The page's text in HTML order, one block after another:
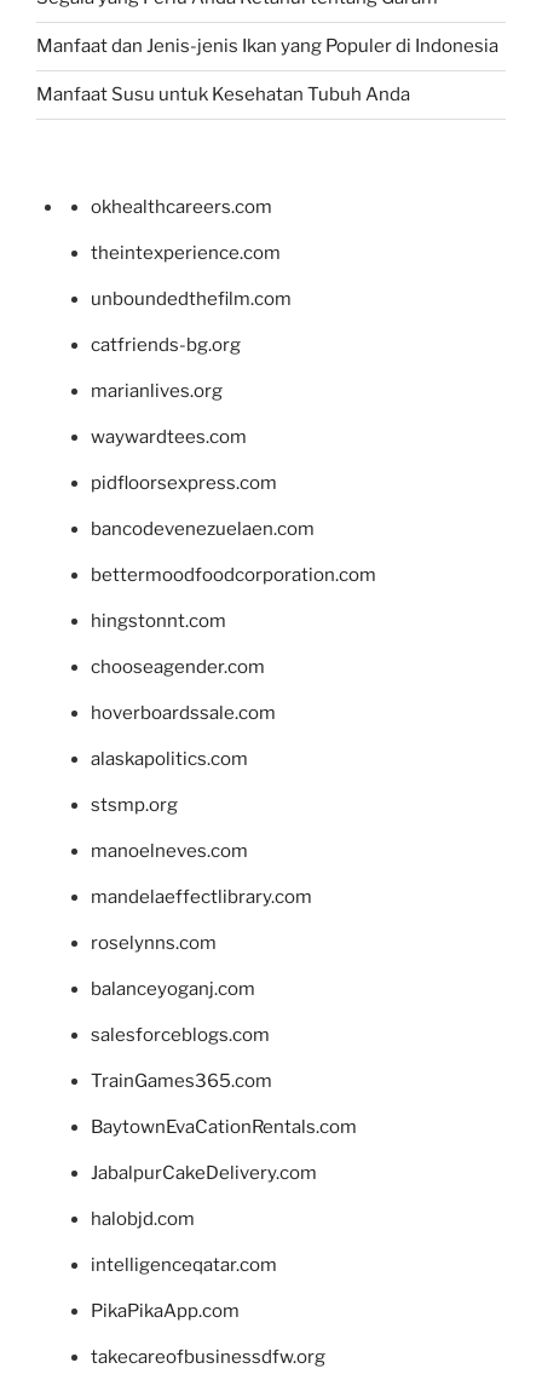
Manfaat dan Jenis-jenis Ikan yang Populer di Indonesia
Manfaat Susu untuk Kesehatan Tubuh Anda
okhealthcareers.com
theintexperience.com
unboundedthefilm.com
catfriends-bg.org
marianlives.org
waywardtees.com
pidfloorsexpress.com
bancodevenezuelaen.com
bettermoodfoodcorporation.com
hingstonnt.com
chooseagender.com
hoverboardssale.com
alaskapolitics.com
stsmp.org
manoelneves.com
mandelaeffectlibrary.com
roselynns.com
balanceyoganj.com
salesforceblogs.com
TrainGames365.com
BaytownEvaCationRentals.com
JabalpurCakeDelivery.com
halobjd.com
intelligenceqatar.com
PikaPikaApp.com
takecareofbusinessdfw.org